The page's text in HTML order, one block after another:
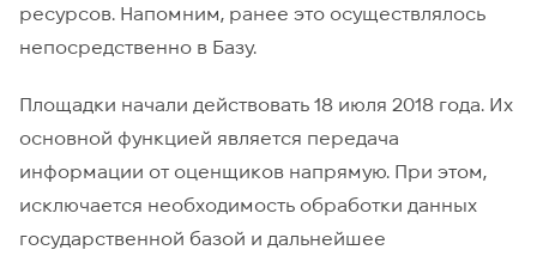
ресурсов. Напомним, ранее это осуществлялось
непосредственно в Базу.
Площадки начали действовать 18 июля 2018 года. Их
основной функцией является передача
информации от оценщиков напрямую. При этом,
исключается необходимость обработки данных
государственной базой и дальнейшее